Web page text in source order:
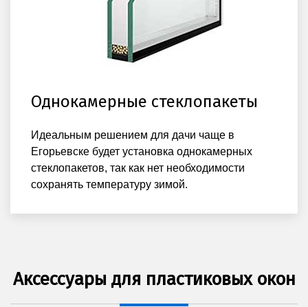
Однокамерные стеклопакеты
Идеальным решением для дачи чаще в
Егорьевске будет установка однокамерных
стеклопакетов, так как нет необходимости
сохранять температуру зимой.
Аксессуары для пластиковых окон